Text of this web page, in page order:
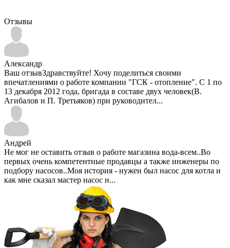
Отзывы
Александр
Ваш отзывЗдравствуйте! Хочу поделиться своими
впечатлениями о работе компании "ГСК - отопление". С 1 по
13 декабря 2012 года, бригада в составе двух человек(В.
Агибалов и П. Третьяков) при руководител...
Андрей
Не мог не оставить отзыв о работе магазина вода-всем..Во
первых очень компетентные продавцы а также инженеры по
подбору насосов..Моя история - нужен был насос для котла и
как мне сказал мастер насос н...